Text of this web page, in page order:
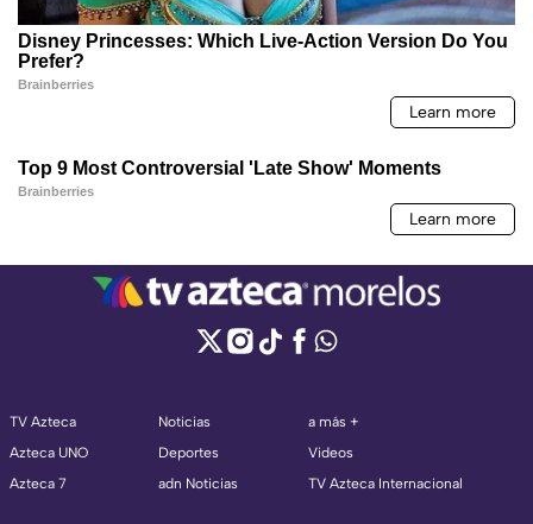
TV Azteca
Azteca UNO
Azteca 7
Noticias
Deportes
adn Noticias
a más +
Videos
TV Azteca Internacional